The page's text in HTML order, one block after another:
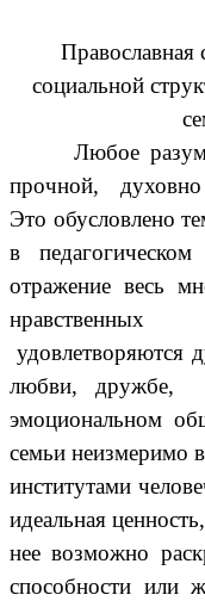
социальной
Любое
прочной, духовно
Это обусловлено
в
отражение весь
удовлетворяются
любви, дружбе,
эмоциональном
семьи неизмеримо
институтами
идеальная
нее возможно
способности или